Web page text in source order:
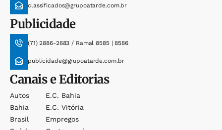
classificados@grupoatarde.com.br
Publicidade
(71) 2886-2683 / Ramal 8585 | 8586
publicidade@grupoatarde.com.br
Canais e Editorias
Autos
Bahia
Brasil
E.c. Bahia
E.c. Vitória
Empregos